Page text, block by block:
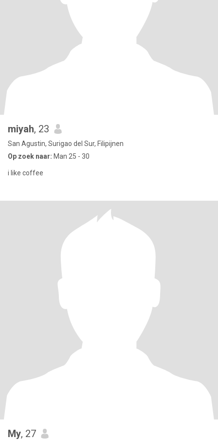
miyah, 23
San Agustin, Surigao del Sur, Filipijnen
Op zoek naar: Man 25 - 30
i like coffee
My, 27